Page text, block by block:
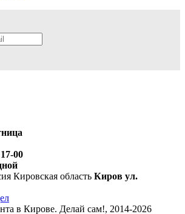
00
Кировская область Киров ул.
в Кирове. Делай сам!, 2014-2026